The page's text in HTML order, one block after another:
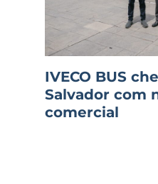
IVECO BUS
Salvador com
comercial